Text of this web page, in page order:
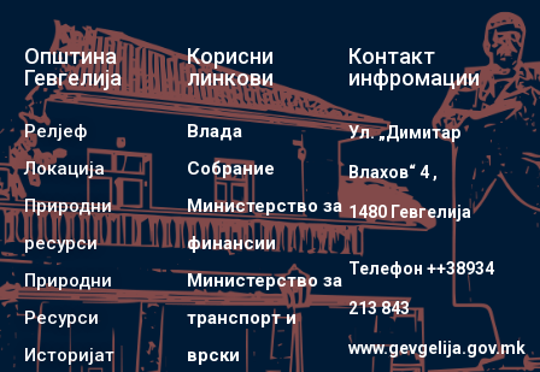
Општина
Гевгелија
Релјеф
Локација
Природни
ресурси
Природни
Ресурси
Историјат
Корисни
линкови
Влада
Собрание
Министерство за
финансии
Министерство за
транспорт и
врски
Контакт
инфромации
Ул. „Димитар
Влахов“ 4 ,
1480 Гевгелијa
Телефон ++38934
213 843
www.gevgelija.gov.mk